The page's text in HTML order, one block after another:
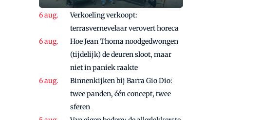
Verkoeling verkoopt:
terrasvernevelaar verovert horeca
Hoe Jean Thoma noodgedwongen
(tijdelijk) de deuren sloot, maar
niet in paniek raakte
Binnenkijken bij Barra Gio Dio:
twee panden, één concept, twee
sferen